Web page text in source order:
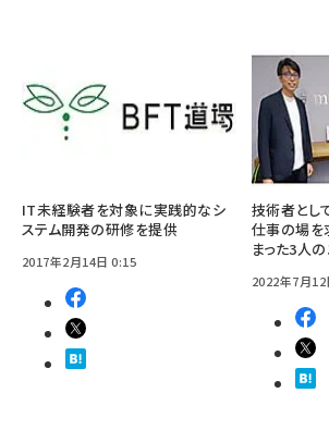
IT未経験者を対象に実践的なシ
ステム開発の研修を提供
2017年2月14日 0:15
技術者とし
仕事の場
まった3人
2022年7月